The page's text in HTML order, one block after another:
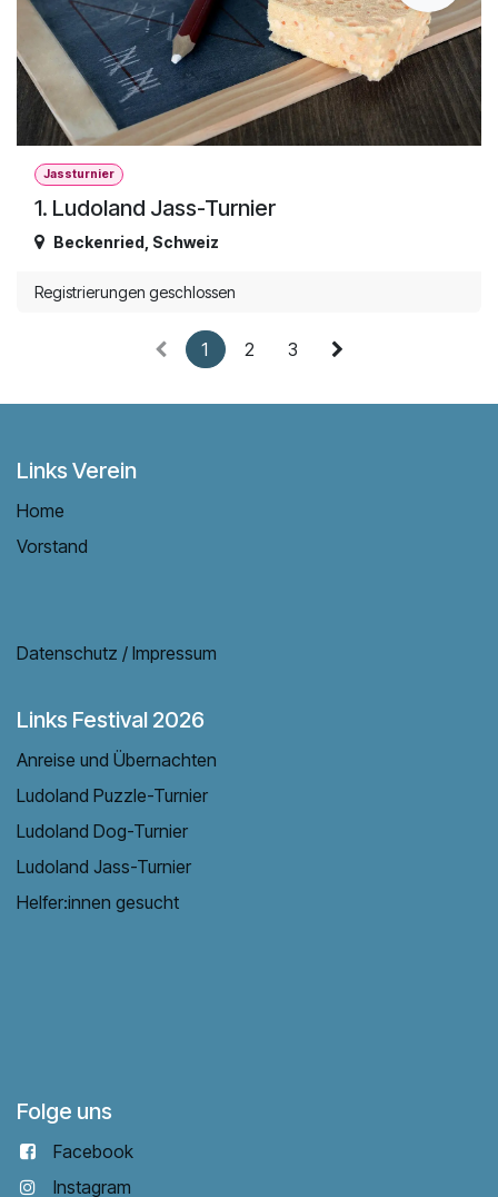
Jassturnier
1. Ludoland Jass-Turnier
Beckenried Schweiz
Registrierungen geschlossen
1 2 3
Links Verein
Home
Vorstand
Datenschutz / Impressum
Links Festival 2026
Anreise und Übernachten
Ludoland Puzzle-Turnier
Ludoland Dog-Turnier
Ludoland Jass-Turnier
Helfer:innen gesucht
Folge uns
Facebook
Instagram